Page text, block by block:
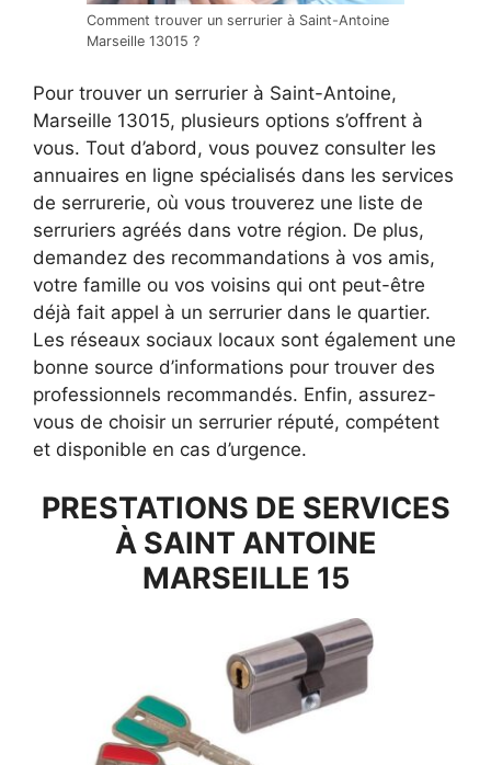
Comment trouver un serrurier à Saint-Antoine
Marseille 13015 ?
Pour trouver un serrurier à Saint-Antoine,
Marseille 13015, plusieurs options s’offrent à
vous. Tout d’abord, vous pouvez consulter les
annuaires en ligne spécialisés dans les services
de serrurerie, où vous trouverez une liste de
serruriers agréés dans votre région. De plus,
demandez des recommandations à vos amis,
votre famille ou vos voisins qui ont peut-être
déjà fait appel à un serrurier dans le quartier.
Les réseaux sociaux locaux sont également une
bonne source d’informations pour trouver des
professionnels recommandés. Enfin, assurez-
vous de choisir un serrurier réputé, compétent
et disponible en cas d’urgence.
PRESTATIONS DE SERVICES
À SAINT ANTOINE
MARSEILLE 15